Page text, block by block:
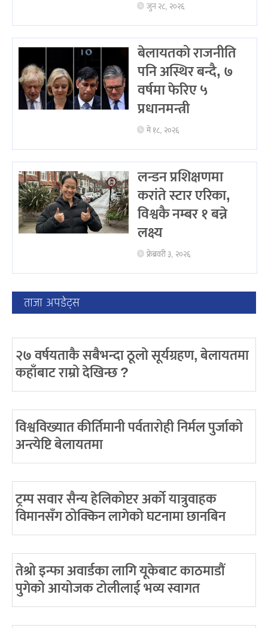
जुन २८, २०२६
बेलायतको राजनीति
पनि अस्थिर बन्दै, ७
वर्षमा फेरिए ५
प्रधानमन्त्री
मे १८, २०२६
लन्डन प्रशिक्षणमा
करांते स्टार एरिका,
विश्वकै नम्बर १ बन्ने
लक्ष्य
फ्रेब्रवरी ३, २०२६
ताजा अपडेट्स
२७ वर्षयताकै सबैभन्दा ठूलो सूर्यग्रहण, बेलायतमा
कहाँबाट राम्रो देखिन्छ ?
विश्वविख्यात कीर्तिमानी पर्वतारोही निर्मल पुर्जाको
अन्त्येष्टि बेलायतमा
ट्रम्प सवार सैन्य हेलिकोप्टर अर्को यात्रुवाहक
विमानसँग ठोक्किन लागेको घटनामा छानबिन
तेश्रो इन्फा अवार्डका लागि यूकेबाट काठमाडौं
पुगेको आयोजक टोलीलाई भव्य स्वागत